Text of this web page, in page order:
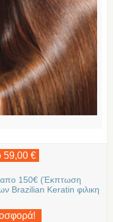
59,00 €
απο 150€ (Έκπτωση
Brazilian Keratin φιλικη